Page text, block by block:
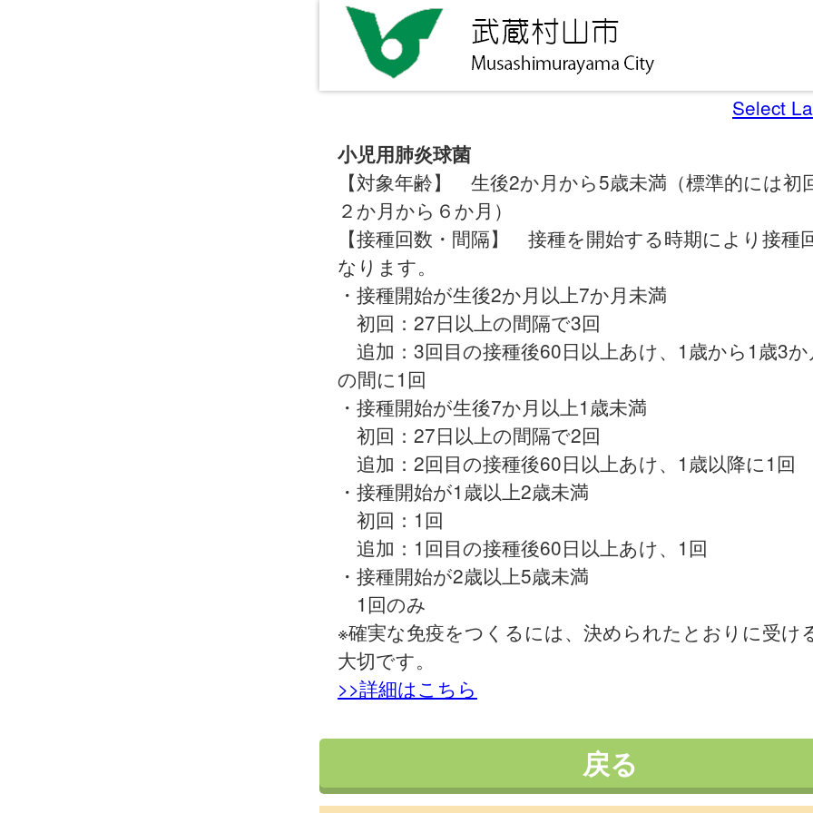
Select
小児用肺炎球菌
【対象年齢】 生後2か月から5歳未満（標準的には初
２か月から６か月）
【接種回数・間隔】 接種を開始する時期により接種
なります。
・接種開始が生後2か月以上7か月未満
初回：27日以上の間隔で3回
追加：3回目の接種後60日以上あけ、1歳から1歳3
の間に1回
・接種開始が生後7か月以上1歳未満
初回：27日以上の間隔で2回
追加：2回目の接種後60日以上あけ、1歳以降に1回
・接種開始が1歳以上2歳未満
初回：1回
追加：1回目の接種後60日以上あけ、1回
・接種開始が2歳以上5歳未満
1回のみ
※確実な免疫をつくるには、決められたとおりに受け
大切です。
>>詳細はこちら
戻る